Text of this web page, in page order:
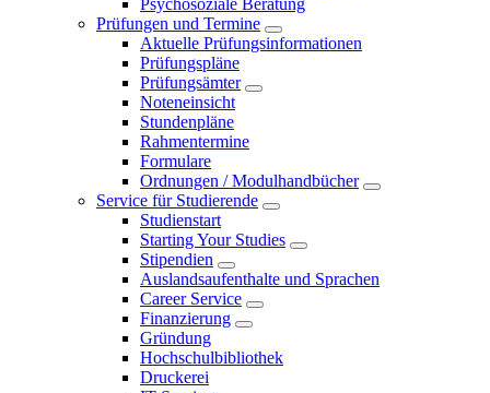
Psychosoziale Beratung
Prüfungen und Termine
Aktuelle Prüfungsinformationen
Prüfungspläne
Prüfungsämter
Noteneinsicht
Stundenpläne
Rahmentermine
Formulare
Ordnungen / Modulhandbücher
Service für Studierende
Studienstart
Starting Your Studies
Stipendien
Auslandsaufenthalte und Sprachen
Career Service
Finanzierung
Gründung
Hochschulbibliothek
Druckerei